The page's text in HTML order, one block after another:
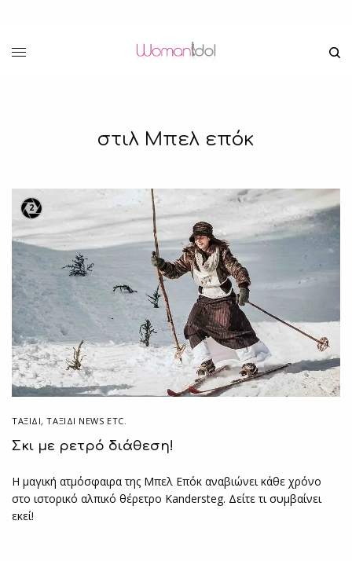
στιλ Μπελ επόκ
2
ΤΑΞΙΔΙ,ΤΑΞΊΔΙ NEWS ETC.
Σκι με ρετρό διάθεση!
Η μαγική ατμόσφαιρα της Μπελ Επόκ αναβιώνει κάθε χρόνο
στο ιστορικό αλπικό θέρετρο Kandersteg. Δείτε τι συμβαίνει
εκεί!